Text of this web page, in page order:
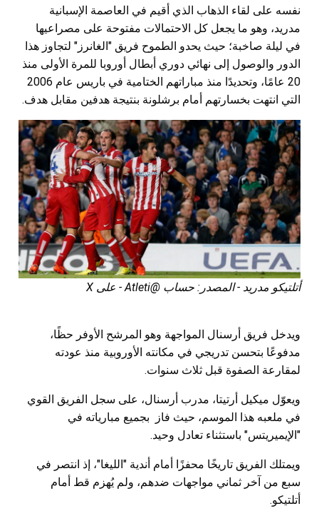
نفسه على لقاء الذهاب الذي أقيم في العاصمة الإسبانية
مدريد، وهو ما يجعل كل الاحتمالات مفتوحة على مصراعيها
في ليلة صاخبة؛ حيث يحدو الطموح فريق "الغانرز" لتجاوز هذا
الدور والوصول إلى نهائي دوري أبطال أوروبا للمرة الأولى منذ
20 عامًا، وتحديدًا منذ مباراتهم الختامية في باريس عام 2006
التي انتهت بخسارتهم أمام برشلونة بنتيجة هدفين مقابل هدف.
أتلتيكو مدريد - المصدر: حساب @Atleti - على X
ويدخل فريق أرسنال المواجهة وهو المرشح الأوفر حظًا،
مدفوعًا بتحسن تدريجي في مكانته الأوروبية منذ عودته
لمقارعة الصفوة قبل ثلاث سنوات.
ويعوّل ميكيل أرتيتا، مدرب أرسنال، على سجل الفريق القوي
في ملعبه هذا الموسم، حيث فاز بجميع مبارياته في
"الإيميريتس" باستثناء تعادل وحيد.
ويمتلك الفريق تاريخًا محفزًا أمام أندية "الليغا"، إذ انتصر في
سبع من آخر ثماني مواجهات ضدهم، ولم يُهزم قط أمام
أتلتيكو.